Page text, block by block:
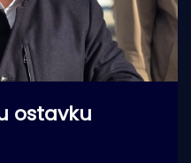
ostavku